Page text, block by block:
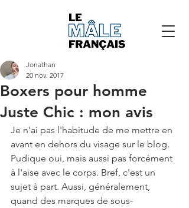
Boxers pour homme
Juste Chic : mon avis
Jonathan
20 nov. 2017
Je n'ai pas l'habitude de me mettre en
avant en dehors du visage sur le blog.
Pudique oui, mais aussi pas forcément
à l'aise avec le corps. Bref, c'est un
sujet à part. Aussi, généralement,
quand des marques de sous-